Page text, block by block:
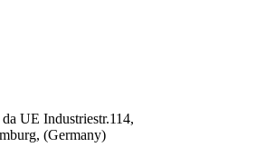
UE Industriestr.114,
(Germany)